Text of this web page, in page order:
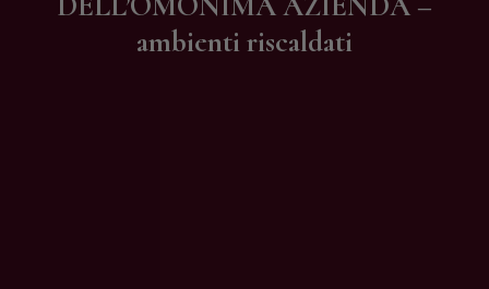
ambienti riscaldati